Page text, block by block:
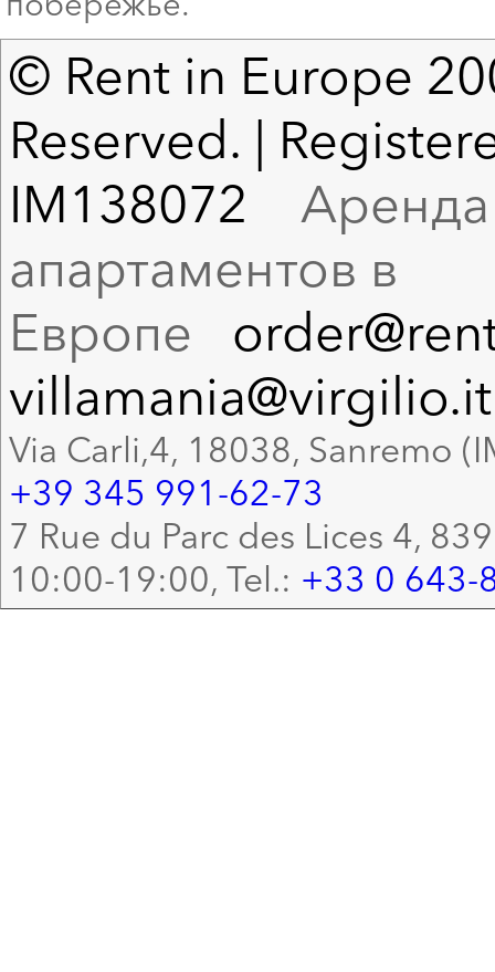
© Rent in Europe
Reserved. |
IM138072 Аренда
апартаментов в
Европе
villamania@virgilio.it
Via Carli,4, 18038, Sanremo
+39 345 991-62-73
7 Rue du Parc des Lices 4,
10:00-19:00, Tel.: +33 0 643-